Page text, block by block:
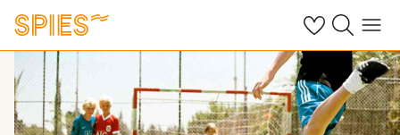
Se dine gemte
Søg påMenu